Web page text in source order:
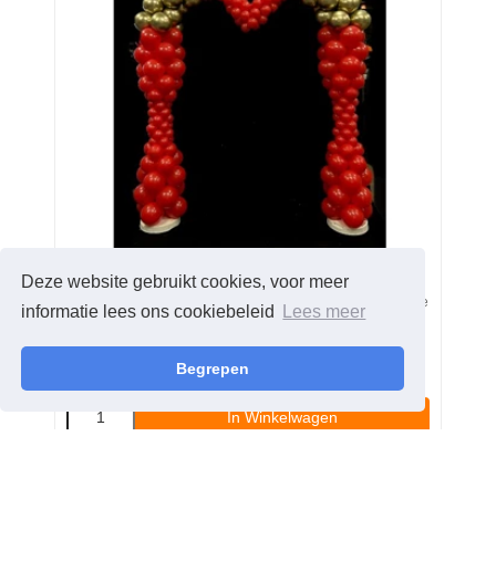
Deze website gebruikt cookies, voor meer
informatie lees ons cookiebeleid
Lees meer
Begrepen
Hart Ballonnenboog enkele deur
Standaard ballonnenboog met een hart in het midden, Deze
ballonnenboog wordt kant & klaar bij u geleverd.
excl. BTW
In Winkelwagen